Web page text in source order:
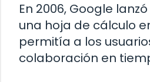
En 2006, Google
una hoja de cálculo
permitía a los
colaboración en